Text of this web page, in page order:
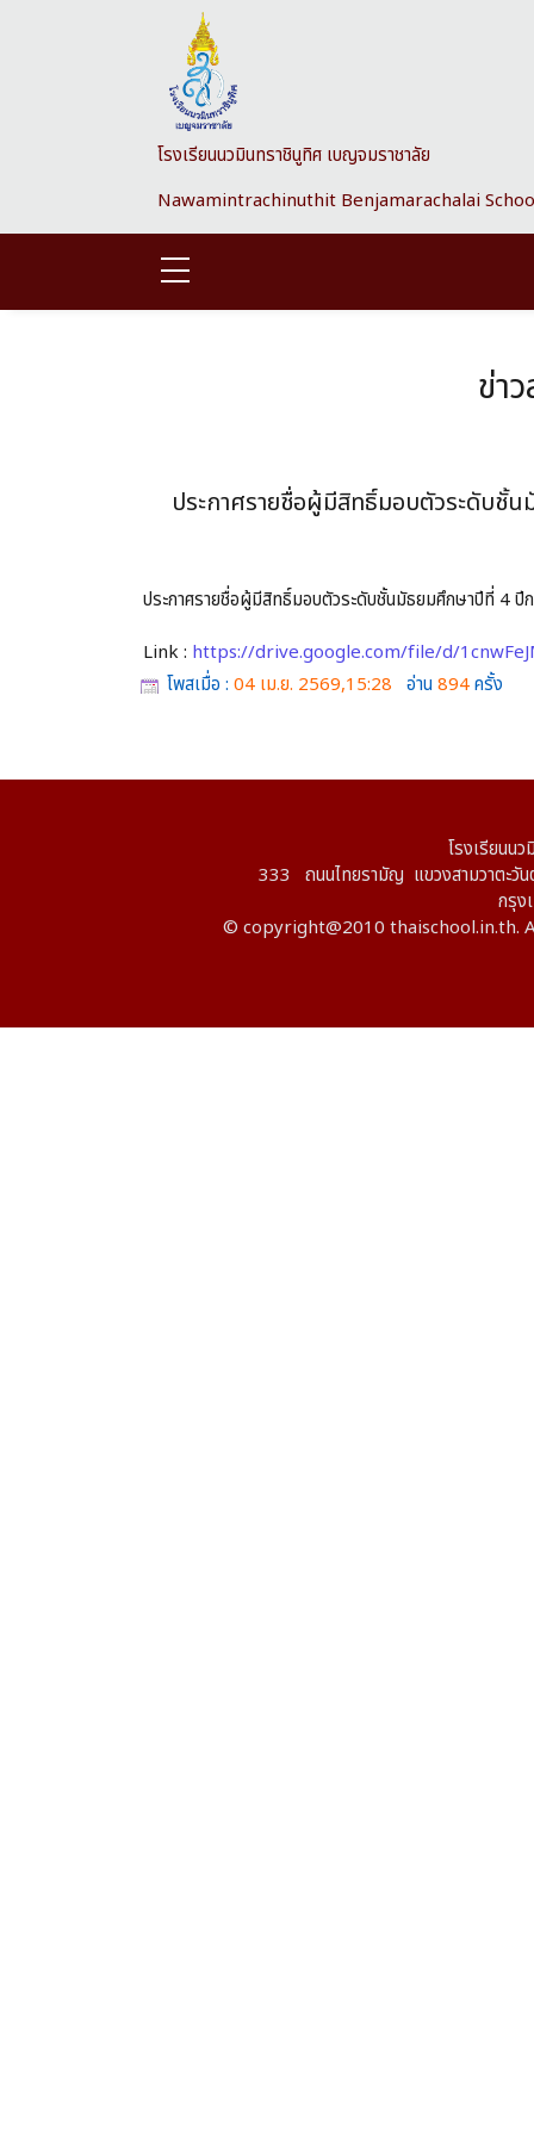
โรงเรียนนวมินทราชินูทิศ เบญจมราชาลัย
Nawamintrachinuthit Benjamarachalai
ข่า
ประกาศรายชื่อผู้มีสิทธิ์มอบตัวระดับชั้
ประกาศรายชื่อผู้มีสิทธิ์มอบตัวระดับชั้นมัธยมศึกษาปีที่ 4
Link : https://drive.google.com/file/d/
โพสเมื่อ : 04 เม.ย. 2569,15:28 อ่าน 894ครั้ง
โรงเรียนน
333 ถนนไทยรามัญ แขวงสามวาตะวันต
กรุง
© copyright@2010 thaischool.in.th.